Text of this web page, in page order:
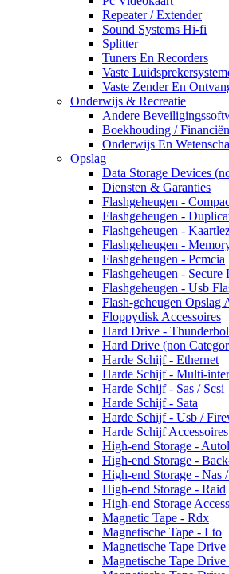
Repeater / Extender
Sound Systems Hi-fi
Splitter
Tuners En Recorders
Vaste
Vaste Zender En
Onderwijs & Recreatie
Andere
Boekhouding / Financiën
Onderwijs En
Opslag
Data Storage Devices
Diensten & Garanties
Flashgeheugen -
Flashgeheugen -
Flashgeheugen -
Flashgeheugen -
Flashgeheugen - Pcmcia
Flashgeheugen - Secure
Flashgeheugen - Usb
Flash-geheugen Opslag
Floppydisk Accessoires
Hard Drive -
Hard Drive (non
Harde Schijf - Ethernet
Harde Schijf - Multi-
Harde Schijf - Sas / Scsi
Harde Schijf - Sata
Harde Schijf - Usb /
Harde Schijf Accessoires
High-end Storage -
High-end Storage -
High-end Storage - Nas
High-end Storage - Raid
High-end Storage
Magnetic Tape - Rdx
Magnetische Tape - Lto
Magnetische Tape
Magnetische Tape